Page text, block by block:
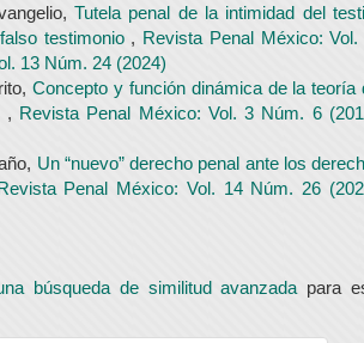
Tutela penal de la intimidad del
testimonio , Revista Penal México: Vol.
13 Núm. 24 (2024)
Concepto y función dinámica de la teoría
, Revista Penal México: Vol. 3 Núm. 6
Un “nuevo” derecho penal ante los
Penal México: Vol. 14 Núm. 26
búsqueda de similitud avanzada para